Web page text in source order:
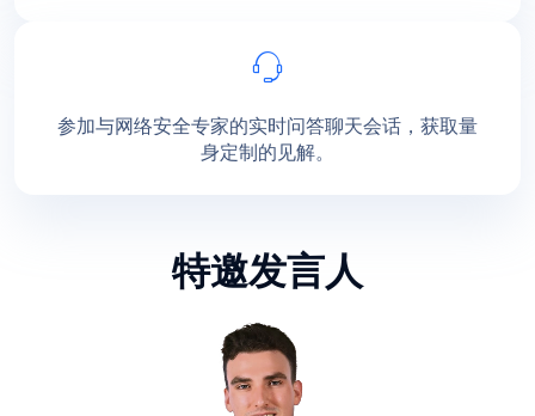
参加与网络安全专家的实时问答聊天会话，获取量
身定制的见解。
特邀发言人